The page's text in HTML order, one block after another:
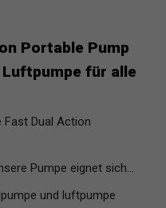
Portable Pump
für alle
Fast Dual Action
Pumpe eignet sich...
und luftpumpe